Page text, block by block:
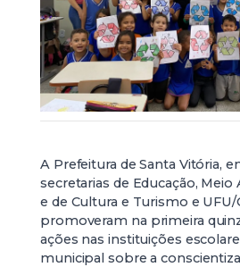
A Prefeitura de Santa Vitória,
secretarias de Educação,
e de Cultura e Turismo e
promoveram na primeira
ações nas instituições
municipal sobre a